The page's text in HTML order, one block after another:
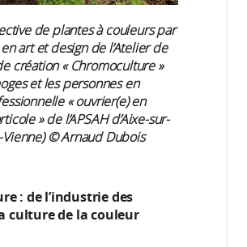
de plantes à couleurs par
art et design de l’Atelier de
création « Chromoculture »
et les personnes en
« ouvrier(e) en
» de l’APSAH d’Aixe-sur-
Vienne) © Arnaud Dubois
: de l’industrie des
culture de la couleur